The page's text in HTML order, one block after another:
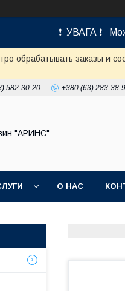
❗ УВАГА ❗
обрабатывать заказы и
582-30-20 +380 (63) 283-38-
"АРИНС"
О НАС